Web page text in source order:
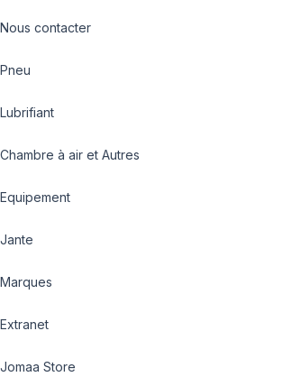
Nous contacter
Pneu
Lubrifiant
Chambre à air et Autres
Equipement
Jante
Marques
Extranet
Jomaa Store